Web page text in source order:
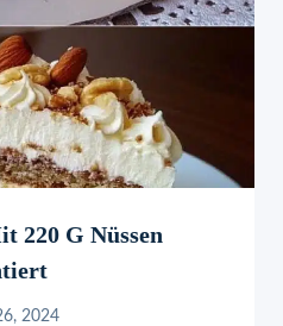
220 G Nüssen
2024